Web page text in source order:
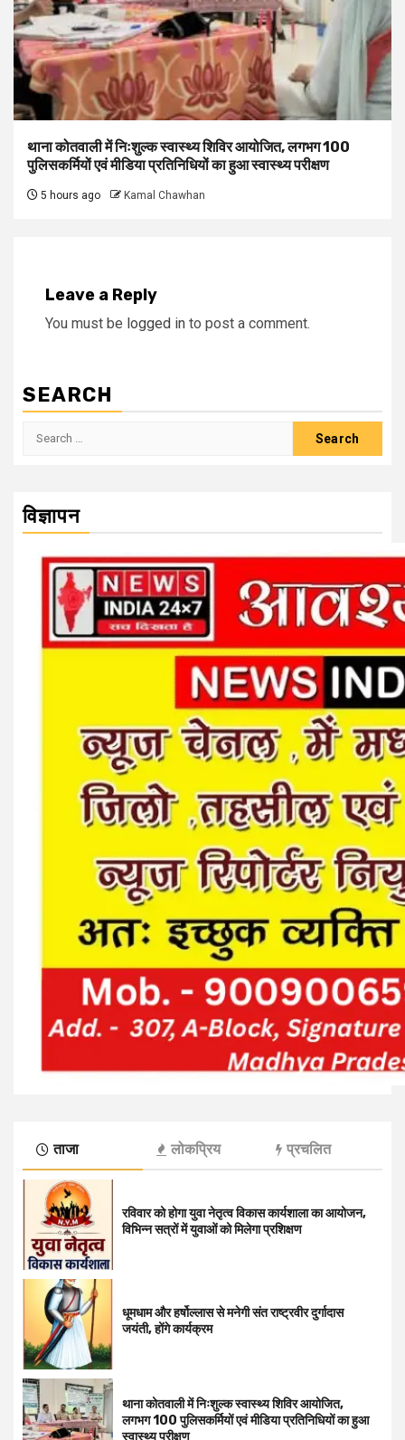
थाना कोतवाली में निःशुल्क स्वास्थ्य शिविर आयोजित, लगभग 100
पुलिसकर्मियों एवं मीडिया प्रतिनिधियों का हुआ स्वास्थ्य परीक्षण
5 hours ago Kamal Chawhan
Leave a Reply
You must be logged in to post a comment.
SEARCH
Search
विज्ञापन
ताजा लोकप्रिय प्रचलित
रविवार को होगा युवा नेतृत्व विकास कार्यशाला का आयोजन,
विभिन्न सत्रों में युवाओं को मिलेगा प्रशिक्षण
धूमधाम और हर्षोल्लास से मनेगी संत राष्ट्रवीर दुर्गादास
जयंती, होंगे कार्यक्रम
थाना कोतवाली में निःशुल्क स्वास्थ्य शिविर आयोजित,
लगभग 100 पुलिसकर्मियों एवं मीडिया प्रतिनिधियों का हुआ